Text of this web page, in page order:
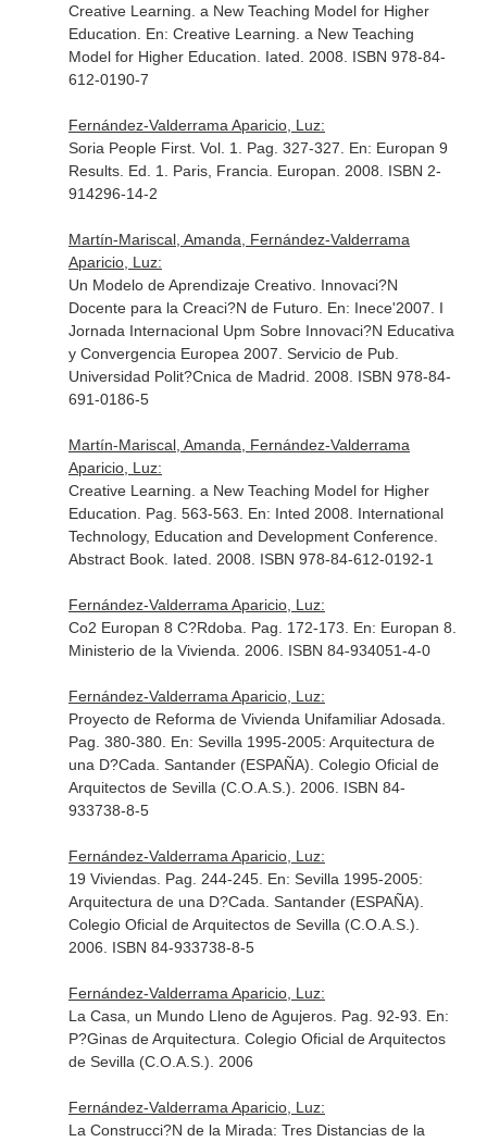
Creative Learning. a New Teaching Model for Higher
Education. En: Creative Learning. a New Teaching
Model for Higher Education . Iated. 2008. ISBN 978-84-
612-0190-7
Fernández-Valderrama Aparicio, Luz:
Soria People First. Vol. 1. Pag. 327-327. En: Europan 9
Results. Ed. 1. Paris, Francia. Europan. 2008. ISBN 2-
914296-14-2
Martín-Mariscal, Amanda, Fernández-Valderrama
Aparicio, Luz:
Un Modelo de Aprendizaje Creativo. Innovaci?N
Docente para la Creaci?N de Futuro. En: Inece'2007. I
Jornada Internacional Upm Sobre Innovaci?N Educativa
y Convergencia Europea 2007 . Servicio de Pub.
Universidad Polit?Cnica de Madrid. 2008. ISBN 978-84-
691-0186-5
Martín-Mariscal, Amanda, Fernández-Valderrama
Aparicio, Luz:
Creative Learning. a New Teaching Model for Higher
Education. Pag. 563-563. En: Inted 2008. International
Technology, Education and Development Conference.
Abstract Book. Iated. 2008. ISBN 978-84-612-0192-1
Fernández-Valderrama Aparicio, Luz:
Co2 Europan 8 C?Rdoba. Pag. 172-173. En: Europan 8
Ministerio de la Vivienda. 2006. ISBN 84-934051-4-0
Fernández-Valderrama Aparicio, Luz:
Proyecto de Reforma de Vivienda Unifamiliar Adosada.
Pag. 380-380. En: Sevilla 1995-2005: Arquitectura de
una D?Cada . Santander (ESPAÑA). Colegio Oficial de
Arquitectos de Sevilla (C.O.A.S.). 2006. ISBN 84-
933738-8-5
Fernández-Valderrama Aparicio, Luz:
19 Viviendas. Pag. 244-245. En: Sevilla 1995-2005:
Arquitectura de una D?Cada . Santander (ESPAÑA).
Colegio Oficial de Arquitectos de Sevilla (C.O.A.S.).
2006. ISBN 84-933738-8-5
Fernández-Valderrama Aparicio, Luz:
La Casa, un Mundo Lleno de Agujeros. Pag. 92-93. En:
P?Ginas de Arquitectura . Colegio Oficial de Arquitectos
de Sevilla (C.O.A.S.). 2006
Fernández-Valderrama Aparicio, Luz:
La Construcci?N de la Mirada: Tres Distancias de la